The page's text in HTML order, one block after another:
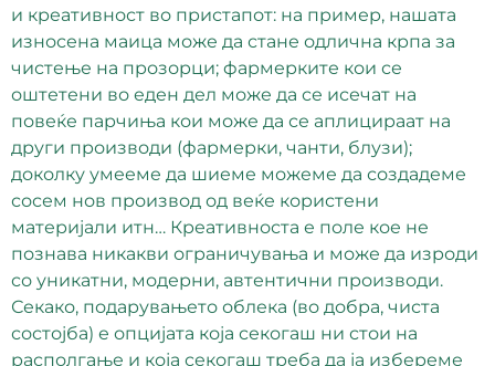
и креативност во пристапот: на пример, нашата
износена маица може да стане одлична крпа за
чистење на прозорци; фармерките кои се
оштетени во еден дел може да се исечат на
повеќе парчиња кои може да се аплицираат на
други производи (фармерки, чанти, блузи);
доколку умееме да шиеме можеме да создадеме
сосем нов производ од веќе користени
материјали итн… Креативноста е поле кое не
познава никакви ограничувања и може да изроди
со уникатни, модерни, автентични производи.
Секако, подарувањето облека (во добра, чиста
состојба) е опцијата која секогаш ни стои на
располгање и која секогаш треба да ја избереме